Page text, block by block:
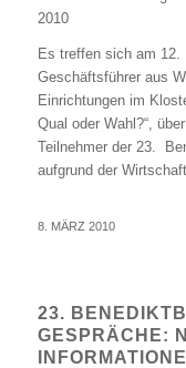
2010
Es treffen sich am 12.
Geschäftsführer aus
Einrichtungen im
Qual oder Wahl?“,
Teilnehmer der 23.
aufgrund der
8. MÄRZ 2010
23.
GESPRÄCHE: